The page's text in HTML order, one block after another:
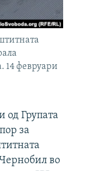
14 февруари
Групата
за
во